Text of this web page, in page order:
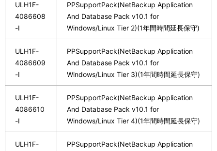
ULH1F-
4086608
-I
PPSupportPack(NetBackup Application
And Database Pack v10.1 for
Windows/Linux Tier 2)(1年間時間延長保守)
ULH1F-
4086609
-I
PPSupportPack(NetBackup Application
And Database Pack v10.1 for
Windows/Linux Tier 3)(1年間時間延長保守)
ULH1F-
4086610
-I
PPSupportPack(NetBackup Application
And Database Pack v10.1 for
Windows/Linux Tier 4)(1年間時間延長保守)
ULH1F-
PPSupportPack(NetBackup Application